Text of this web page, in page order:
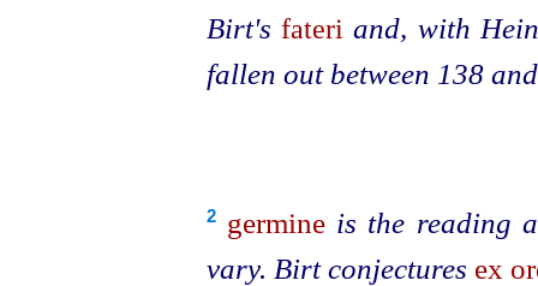
Birt's fateri and, with
fallen out between 138
2 germineis the reading
vary. Birt conjectures ex